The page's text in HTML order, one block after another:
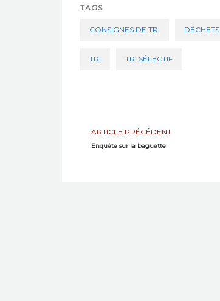
TAGS
CONSIGNES DE TRI DÉCHETS
TRI TRI SÉLECTIF
ARTICLE PRÉCÉDENT
Enquête sur la baguette